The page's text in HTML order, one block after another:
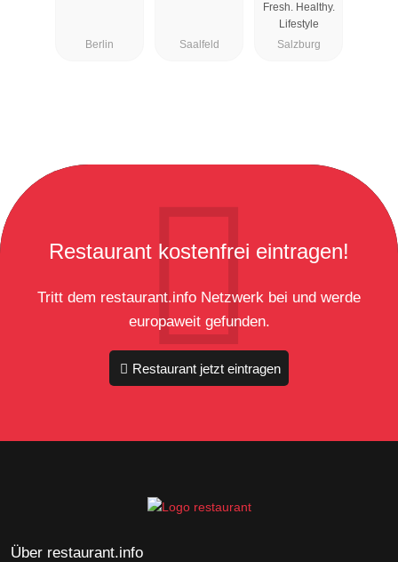
Berlin Saalfeld
Fresh. Healthy.
Lifestyle
Salzburg
Restaurant kostenfrei eintragen!
Tritt dem restaurant.info Netzwerk bei und werde
europaweit gefunden.
Restaurant jetzt eintragen
Über restaurant.info